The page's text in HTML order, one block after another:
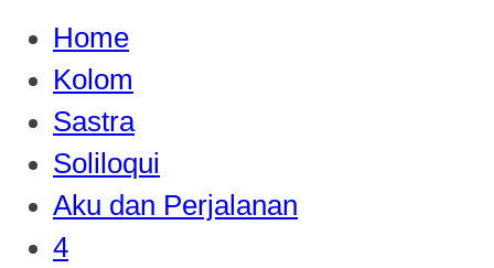
Home
Kolom
Sastra
Soliloqui
Aku dan Perjalanan
4